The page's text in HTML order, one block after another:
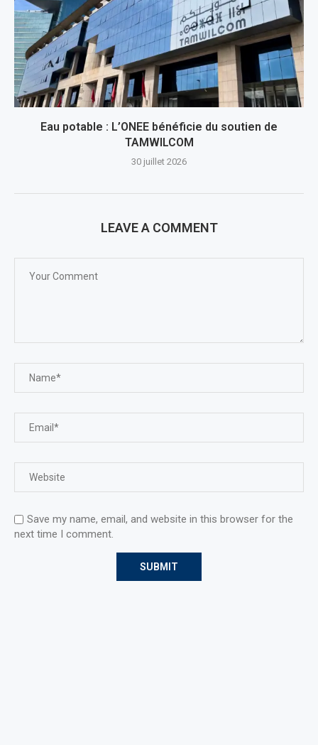
Eau potable : L’ONEE bénéficie du soutien de
TAMWILCOM
30 juillet 2026
LEAVE A COMMENT
Save my name, email, and website in this browser for the
next time I comment.